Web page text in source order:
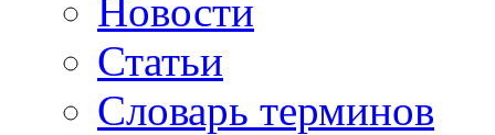
Новости
Статьи
Словарь терминов